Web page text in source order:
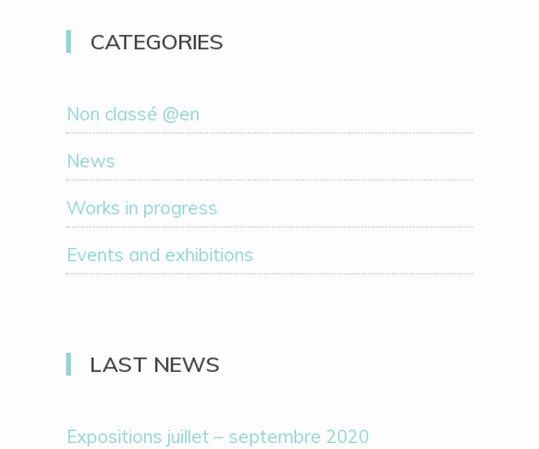
CATEGORIES
Non classé @en
News
Works in progress
Events and exhibitions
LAST NEWS
Expositions juillet – septembre 2020